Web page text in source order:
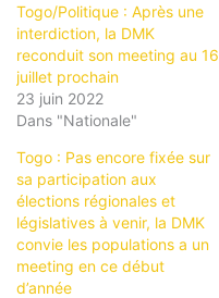
Togo/Politique : Après une
interdiction, la DMK
reconduit son meeting au 16
juillet prochain
23 juin 2022
Dans "Nationale"
Togo : Pas encore fixée sur
sa participation aux
élections régionales et
législatives à venir, la DMK
convie les populations a un
meeting en ce début
d’année